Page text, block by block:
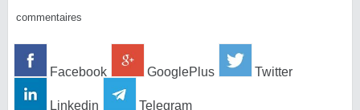
commentaires
Facebook GooglePlus Twitter
Linkedin Telegram